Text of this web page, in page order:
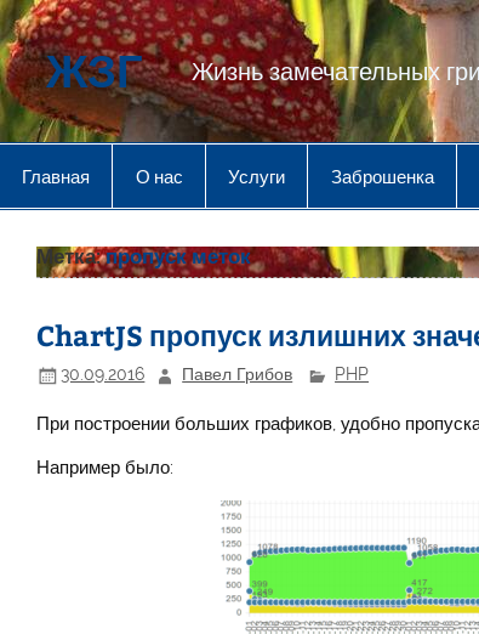
Перейти
к
содержимому
ЖЗГ Жизнь замечательных
Главная О нас Услуги Заброшенка
Метка:пропуск меток
ChartJS пропуск излишних
30.09.2016 Павел Грибов PHP
При построении больших графиков, удобно
Например было: